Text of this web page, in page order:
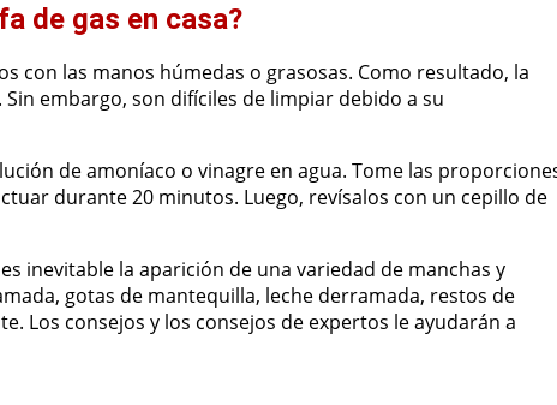
de gas en casa?
con las manos húmedas o grasosas. Como resultado, la
embargo, son difíciles de limpiar debido a su
de amoníaco o vinagre en agua. Tome las
durante 20 minutos. Luego, revísalos con un cepillo de
inevitable la aparición de una variedad de manchas y
gotas de mantequilla, leche derramada, restos de
Los consejos y los consejos de expertos le ayudarán a